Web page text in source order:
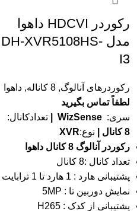
رکوردر HDCVI داهوا
مدل DH-XVR5108HS-
I3
رکوردرهای آنالوگ, 8 کاناله , داهوا
لطفاً تماس بگیرید
سری:
تعدادکانال:
8 کانال |
نوع:XVR
رکوردر آنالوگ 8 کانال داهوا
تعداد کانال :8 کانال
پشتیبانی هارد : 1 هارد تا 1 ترابایت
نمایش دوربین تا : 5MP
پشتیبانی از کدک : H265